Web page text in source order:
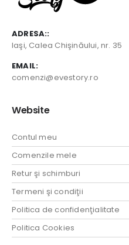
ADRESA::
Iaşi, Calea Chişinăului, nr. 35
EMAIL:
comenzi@evestory.ro
Website
Contul meu
Comenzile mele
Retur şi schimburi
Termeni şi condiţii
Politica de confidenţialitate
Politica Cookies